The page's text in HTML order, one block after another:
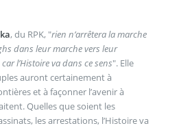
, du RPK, "rien n’arrêtera la marche
dans leur marche vers leur
l’Histoire va dans ce sens". Elle
auront certainement à
et à façonner l’avenir à
Quelles que soient les
les arrestations, l’Histoire va